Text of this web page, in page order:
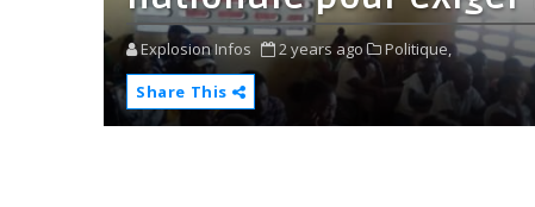
Explosion Infos 2 years ago
Politique,
Share This